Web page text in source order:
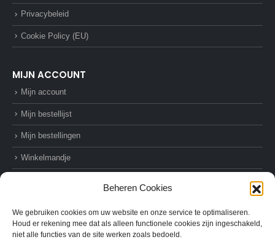
Beheren Cookies
We gebruiken cookies om uw website en onze service te optimaliseren.
Houd er rekening mee dat als alleen functionele cookies zijn ingeschakeld,
niet alle functies van de site werken zoals bedoeld.
Privacybeleid
Cookie Policy (EU)
MIJN ACCOUNT
Mijn account
Mijn bestellijst
Mijn bestellingen
Winkelmandje